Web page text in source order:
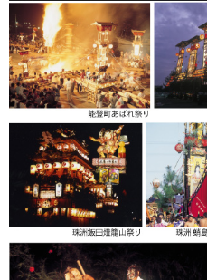
獅子舞・衣裳・別仕立・小物
加賀獅子舞・棒
です。子供のサ
ります。中学生
刺し子の既製品
ます。